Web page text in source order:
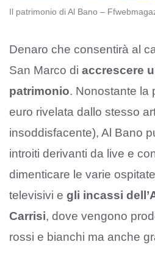
Il patrimonio di Al Bano –
Denaro che consentirà al
San Marco di accrescere
patrimonio. Nonostante la
euro rivelata dallo stesso
insoddisfacente), Al Bano
introiti derivanti da live e
dimenticare le varie
televisivi e gli incassi
Carrisi, dove vengono
rossi e bianchi ma anche